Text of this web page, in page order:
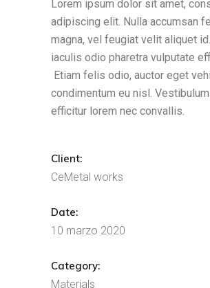
Lorem ipsum dolor sit amet,
adipiscing elit. Nulla accumsan
magna, vel feugiat velit aliquet
iaculis odio pharetra vulputate
Etiam felis odio, auctor eget
condimentum eu nisl.
efficitur lorem nec convallis.
Client:
CeMetal works
Date:
10 marzo 2020
Category:
Materials